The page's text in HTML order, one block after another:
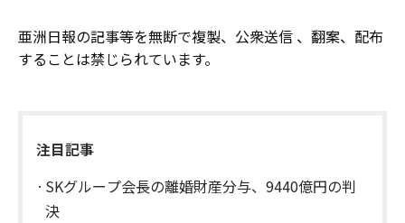
亜洲日報の記事等を無断で複製、公衆送信 、翻案、配布
することは禁じられています。
注目記事
SKグループ会長の離婚財産分与、9440億円の判
決